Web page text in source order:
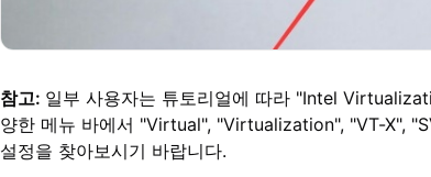
참고: 일부 사용자는 튜토리얼에 따라 "Intel
양한 메뉴 바에서 "Virtual", "Virtualization", "VT-X",
설정을 찾아보시기 바랍니다.